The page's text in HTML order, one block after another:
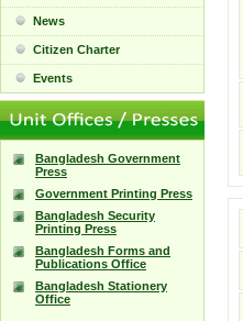
News
Citizen Charter
Events
Bangladesh Government
Press
Government Printing Press
Bangladesh Security
Printing Press
Bangladesh Forms and
Publications Office
Bangladesh Stationery
Office